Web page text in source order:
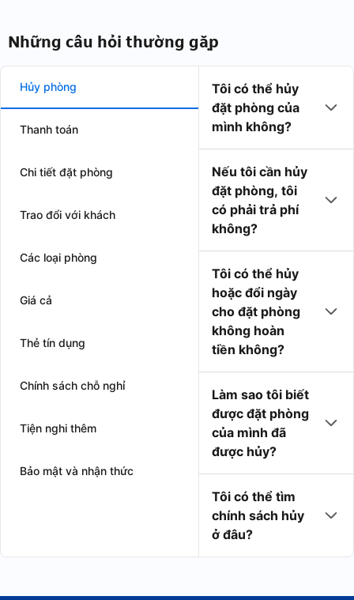
Những câu hỏi thường gặp
Hủy phòng
Thanh toán
Chi tiết đặt phòng
Trao đổi với khách
Các loại phòng
Giá cả
Thẻ tín dụng
Chính sách chỗ nghỉ
Tiện nghi thêm
Bảo mật và nhận thức
Tôi có thể hủy
đặt phòng của
mình không?
Nếu tôi cần hủy
đặt phòng, tôi
có phải trả phí
không?
Tôi có thể hủy
hoặc đổi ngày
cho đặt phòng
không hoàn
tiền không?
Làm sao tôi biết
được đặt phòng
của mình đã
được hủy?
Tôi có thể tìm
chính sách hủy
ở đâu?